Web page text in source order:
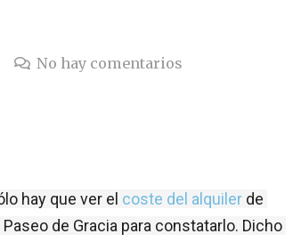
No hay comentarios
hay que ver el coste del alquiler de
de Gracia para constatarlo. Dicho